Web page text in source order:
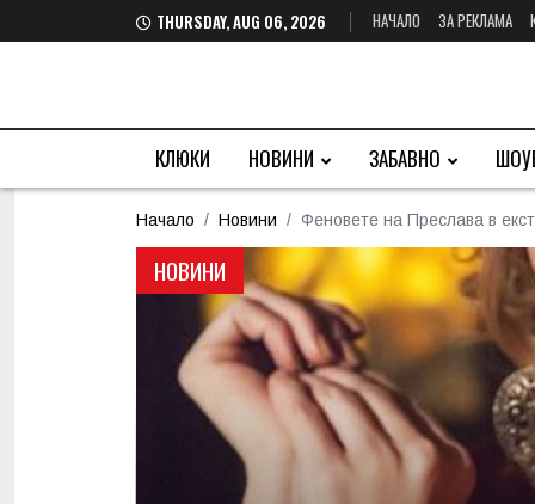
THURSDAY, AUG 06, 2026 НАЧАЛО ЗА РЕКЛАМА
КЛЮКИ НОВИНИ ЗАБАВНО
Начало Новини Феновете на Преслава в
НОВИНИ